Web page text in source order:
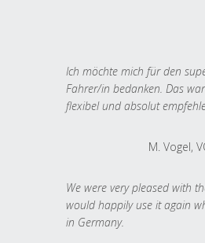
Ich möchte mich für den
Fahrer/in bedanken. Das
flexibel und absolut
M. Vogel,
We were very pleased with
would happily use it again
in Germany.